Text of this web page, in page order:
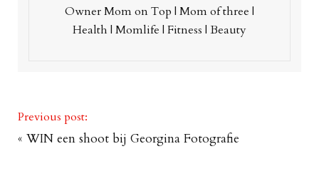
Owner Mom on Top | Mom of three |
Health | Momlife | Fitness | Beauty
Previous post:
« WIN een shoot bij Georgina Fotografie